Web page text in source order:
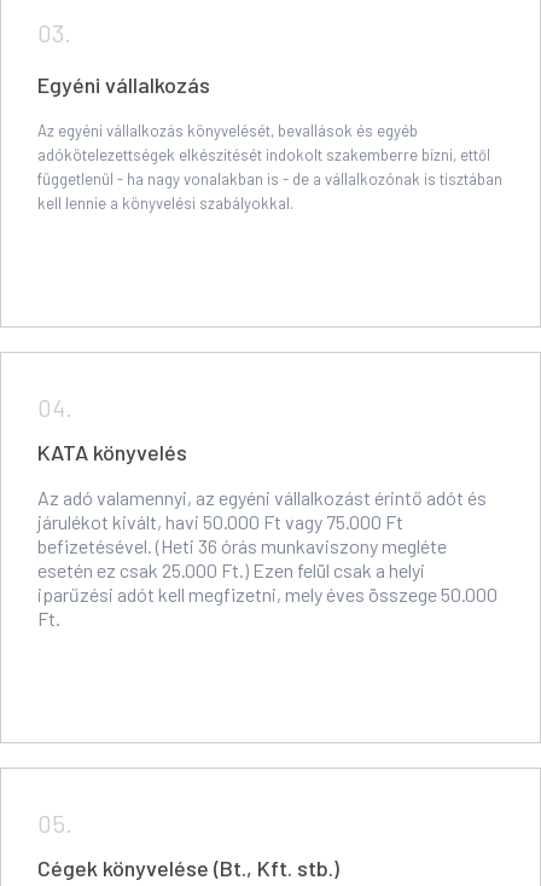
03.
Egyéni vállalkozás
Az egyéni vállalkozás könyvelését, bevallások és egyéb
adókötelezettségek elkészítését indokolt szakemberre bízni, ettől
függetlenül - ha nagy vonalakban is - de a vállalkozónak is tisztában
kell lennie a könyvelési szabályokkal.
04.
KATA könyvelés
Az adó valamennyi, az egyéni vállalkozást érintő adót és
járulékot kivált, havi 50.000 Ft vagy 75.000 Ft
befizetésével. (Heti 36 órás munkaviszony megléte
esetén ez csak 25.000 Ft.) Ezen felül csak a helyi
iparűzési adót kell megfizetni, mely éves összege 50.000
Ft.
05.
Cégek könyvelése (Bt., Kft. stb.)